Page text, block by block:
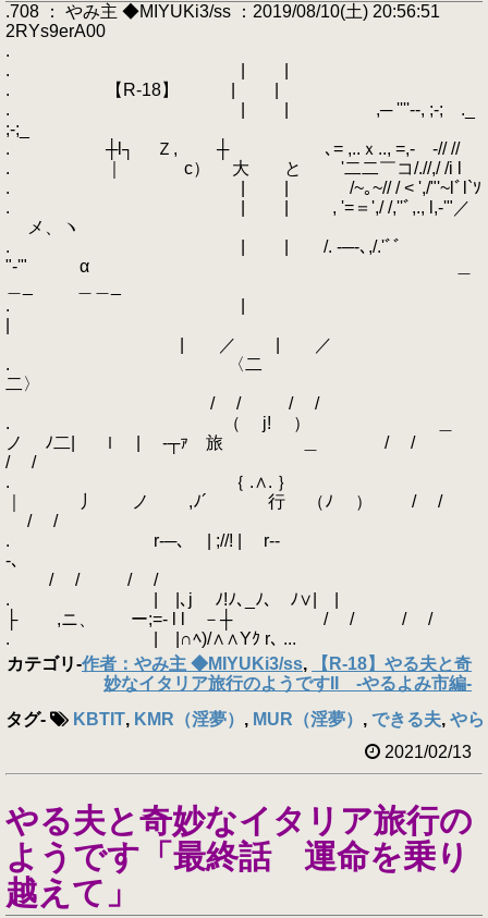
.708 ： やみ主 ◆MIYUKi3/ss ：2019/08/10(土) 20:56:51
2RYs9erA00
.
. | |
. 【R-18】 | |
. | | ,─ ''''--, ;-; ._
;-;_
. ┼l┐ Ｚ, ┼ ､= ,..ｘ.., =,‐ ‐// //
. ｜ c） 大 と '二二￣コ/.//,/ /i l
. | | /~｡~// / < ',/"'~lﾞl`ｿ
. | | , '=＝',/ /,''ﾞ,., l,-'"／
メ、ヽ
. | | /. -─-､,/.'ﾞﾞ
"‐'" α ＿
. |
| ／ | ／
. 〈二
二〉
/ / / /
. （ j! ） ＿
ノ ﾉ二| ｌ | ‐┬ｧ 旅 ＿ / /
/ /
. ｛ .∧. ｝
｜ 丿 ノ ,ﾉ´ 行 （ﾉ ） / /
/ /
. r-─､ | ;//! | r--
-､
/ / / /
. | |､j ゝﾉ!ﾉ､_ﾉ､ゝﾉ∨| |
├ ,ニ、 ー;=‐ l l －┼ / / / /
. | |∩ﾍ)/∧∧Yｸ r､ ...
カテゴリ-作者：やみ主 ◆MIYUKi3/ss,
【R-18】やる夫と奇
妙なイタリア旅行のようですII -やるよみ市編-
タグ- KBTIT, KMR（淫夢） , MUR（淫夢） , できる夫, や
2021/02/13
やる夫と奇妙なイタリア旅行の
ようです「最終話 運命を乗り
越えて」